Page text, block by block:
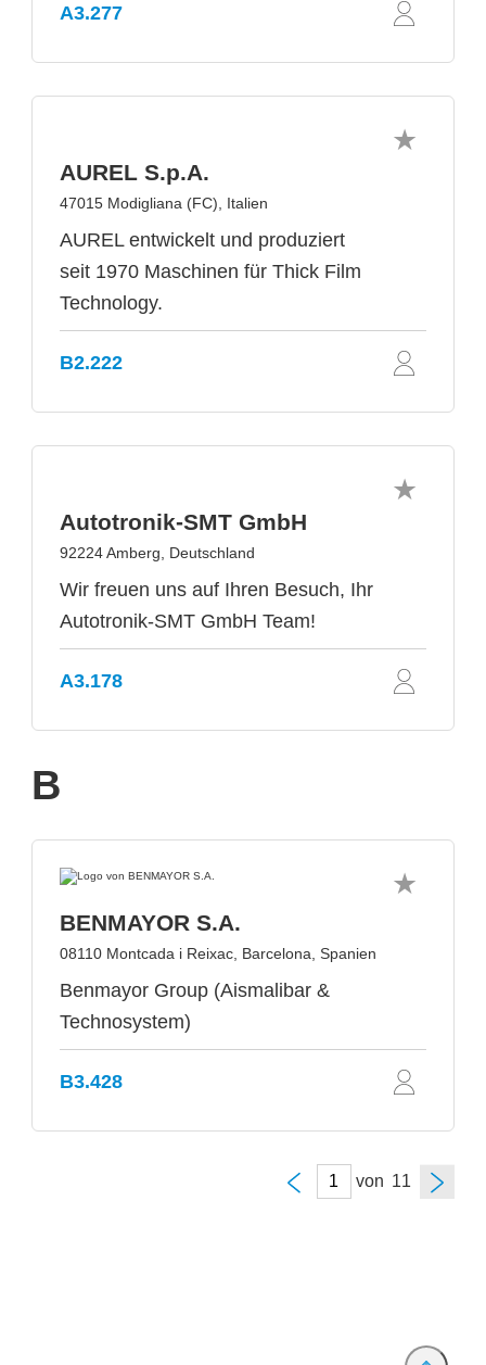
A3.277
AUREL S.p.A.
47015 Modigliana (FC), Italien
AUREL entwickelt und produziert
seit 1970 Maschinen für Thick Film
Technology.
B2.222
Autotronik-SMT GmbH
92224 Amberg, Deutschland
Wir freuen uns auf Ihren Besuch, Ihr
Autotronik-SMT GmbH Team!
A3.178
B
BENMAYOR S.A.
08110 Montcada i Reixac, Barcelona, Spanien
Benmayor Group (Aismalibar &
Technosystem)
B3.428
von